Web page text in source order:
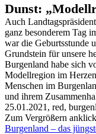
Dunst:
Auch
ganz besonderem Tag
war die Geburtsstunde
Grundstein für unsere
Burgenland habe sich
Modellregion im
Menschen im
und ihrem
25.01.2021, red,
Zum Vergrößern
Burgenland – das